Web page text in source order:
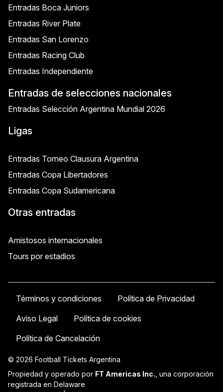
Entradas Boca Juniors
Entradas River Plate
Entradas San Lorenzo
Entradas Racing Club
Entradas Independiente
Entradas de selecciones nacionales
Entradas Selección Argentina Mundial 2026
Ligas
Entradas Torneo Clausura Argentina
Entradas Copa Libertadores
Entradas Copa Sudamericana
Otras entradas
Amistosos internacionales
Tours por estadios
Términos y condiciones
Política de Privacidad
Aviso Legal
Política de cookies
Política de Cancelación
© 2026 Football Tickets Argentina
Propiedad y operado por FT Americas Inc. , una corporación
registrada en Delaware